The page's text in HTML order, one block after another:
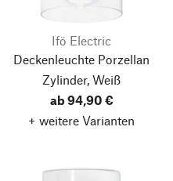
Ifö Electric
Deckenleuchte Porzellan
Zylinder, Weiß
ab 94,90 €
+ weitere Varianten